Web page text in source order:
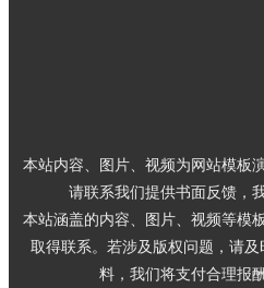
本站内容、图片、视频为网站模板
请联系我们提供书面反馈，
本站涵盖的内容、图片、视频等模
取得联系。若涉及版权问题，请
料，我们将支付合理报